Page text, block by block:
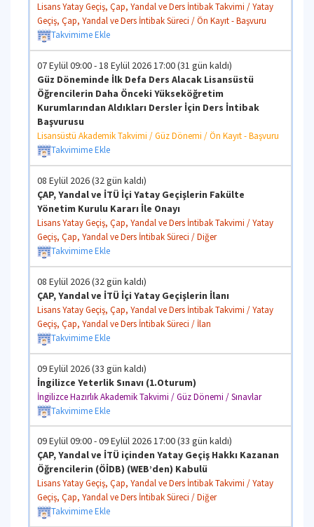
Lisans Yatay Geçiş, Çap, Yandal ve Ders İntibak Takvimi / Yatay
Geçiş, Çap, Yandal ve Ders İntibak Süreci / Ön Kayıt - Başvuru
Takvimime Ekle
07 Eylül 09:00 - 18 Eylül 2026 17:00 (31 gün kaldı)
Güz Döneminde İlk Defa Ders Alacak Lisansüstü
Öğrencilerin Daha Önceki Yükseköğretim
Kurumlarından Aldıkları Dersler İçin Ders İntibak
Başvurusu
Lisansüstü Akademik Takvimi / Güz Dönemi / Ön Kayıt - Başvuru
Takvimime Ekle
08 Eylül 2026 (32 gün kaldı)
ÇAP, Yandal ve İTÜ İçi Yatay Geçişlerin Fakülte
Yönetim Kurulu Kararı İle Onayı
Lisans Yatay Geçiş, Çap, Yandal ve Ders İntibak Takvimi / Yatay
Geçiş, Çap, Yandal ve Ders İntibak Süreci / Diğer
Takvimime Ekle
08 Eylül 2026 (32 gün kaldı)
ÇAP, Yandal ve İTÜ İçi Yatay Geçişlerin İlanı
Lisans Yatay Geçiş, Çap, Yandal ve Ders İntibak Takvimi / Yatay
Geçiş, Çap, Yandal ve Ders İntibak Süreci / İlan
Takvimime Ekle
09 Eylül 2026 (33 gün kaldı)
İngilizce Yeterlik Sınavı (1.Oturum)
İngilizce Hazırlık Akademik Takvimi / Güz Dönemi / Sınavlar
Takvimime Ekle
09 Eylül 09:00 - 09 Eylül 2026 17:00 (33 gün kaldı)
ÇAP, Yandal ve İTÜ içinden Yatay Geçiş Hakkı Kazanan
Öğrencilerin (ÖİDB) (WEB’den) Kabulü
Lisans Yatay Geçiş, Çap, Yandal ve Ders İntibak Takvimi / Yatay
Geçiş, Çap, Yandal ve Ders İntibak Süreci / Diğer
Takvimime Ekle